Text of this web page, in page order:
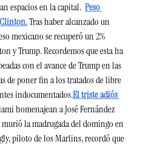
espacios en la capital. Peso
Tras haber alcanzado un
mexicano se recuperó un 2%
y Trump. Recordemos que esta ha
con el avance de Trump en las
de poner fin a los tratados de libre
indocumentados.El triste adiós
la madrugada del domingo en
piloto de los Marlins, recordó que